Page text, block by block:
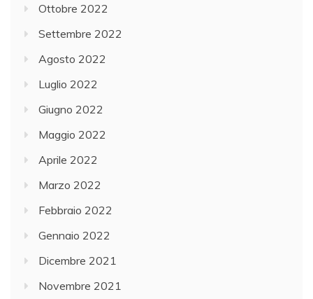
Ottobre 2022
Settembre 2022
Agosto 2022
Luglio 2022
Giugno 2022
Maggio 2022
Aprile 2022
Marzo 2022
Febbraio 2022
Gennaio 2022
Dicembre 2021
Novembre 2021